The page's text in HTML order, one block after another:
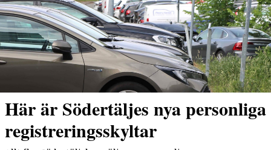
Här är Södertäljes nya personliga
registreringsskyltar